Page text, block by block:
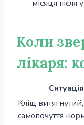
місяця після
Коли
лікаря:
Ситуація
Кліщ витягнутий,
самопочуття